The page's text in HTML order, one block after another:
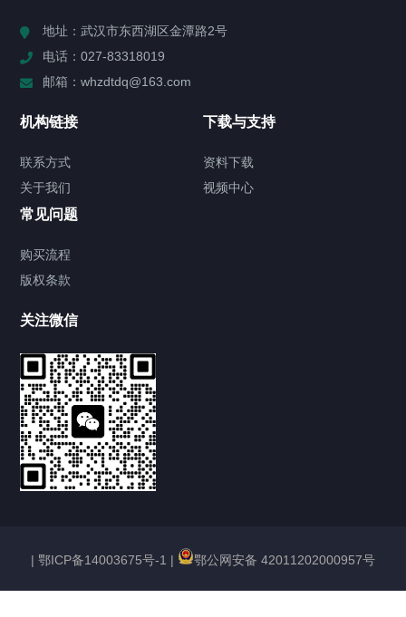
在线监测系统
SF6微水密度在线监测系统
高压试验设备
蓄电池及直流系统维护
SF6气体检测仪器
绝缘及耐压试验设备
地址：武汉市东西湖区金潭路2号
电话：027-83318019
邮箱：whzdtdq@163.com
机构链接
联系方式
关于我们
下载与支持
资料下载
视频中心
常见问题
购买流程
版权条款
关注微信
| 鄂ICP备14003675号-1 | 鄂公网安备 42011202000957号